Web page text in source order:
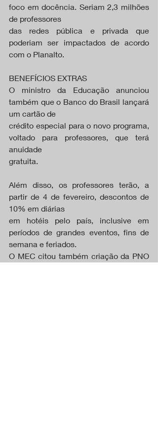
foco em docência. Seriam 2,3 milhões
de professores
das redes pública e privada que
poderiam ser impactados de acordo
com o Planalto.
BENEFÍCIOS EXTRAS
O ministro da Educação anunciou
também que o Banco do Brasil lançará
um cartão de
crédito especial para o novo programa,
voltado para professores, que terá
anuidade
gratuita.
Além disso, os professores terão, a
partir de 4 de fevereiro, descontos de
10% em diárias
em hotéis pelo país, inclusive em
períodos de grandes eventos, fins de
semana e feriados.
O MEC citou também criação da PNO